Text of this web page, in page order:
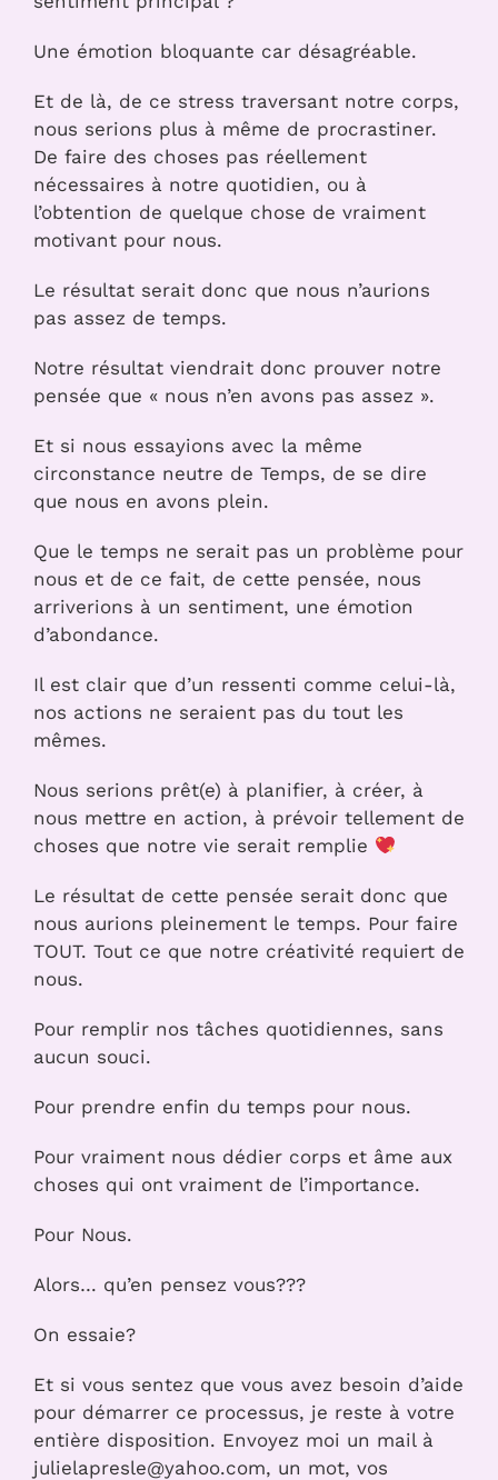
Une émotion bloquante car désagréable.
Et de là, de ce stress traversant notre corps,
nous serions plus à même de procrastiner.
De faire des choses pas réellement
nécessaires à notre quotidien, ou à
l’obtention de quelque chose de vraiment
motivant pour nous.
Le résultat serait donc que nous n’aurions
pas assez de temps.
Notre résultat viendrait donc prouver notre
pensée que « nous n’en avons pas assez ».
Et si nous essayions avec la même
circonstance neutre de Temps, de se dire
que nous en avons plein.
Que le temps ne serait pas un problème pour
nous et de ce fait, de cette pensée, nous
arriverions à un sentiment, une émotion
d’abondance.
Il est clair que d’un ressenti comme celui-là,
nos actions ne seraient pas du tout les
mêmes.
Nous serions prêt(e) à planifier, à créer, à
nous mettre en action, à prévoir tellement de
choses que notre vie serait remplie
Le résultat de cette pensée serait donc que
nous aurions pleinement le temps. Pour faire
TOUT. Tout ce que notre créativité requiert de
nous.
Pour remplir nos tâches quotidiennes, sans
aucun souci.
Pour prendre enfin du temps pour nous.
Pour vraiment nous dédier corps et âme aux
choses qui ont vraiment de l’importance.
Pour Nous.
Alors… qu’en pensez vous???
On essaie?
Et si vous sentez que vous avez besoin d’aide
pour démarrer ce processus, je reste à votre
entière disposition. Envoyez moi un mail à
julielapresle@yahoo.com, un mot, vos